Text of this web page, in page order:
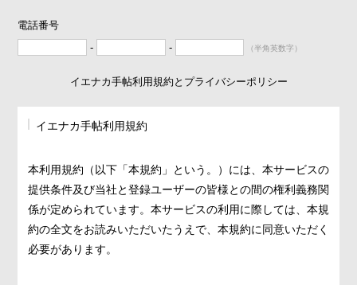
電話番号
-
- （半角英数字）
イエナカ手帖利用規約とプライバシーポリシー
イエナカ手帖利用規約
本利用規約（以下「本規約」という。）には、本サービスの
提供条件及び当社と登録ユーザーの皆様との間の権利義務関
係が定められています。本サービスの利用に際しては、本規
約の全文をお読みいただいたうえで、本規約に同意いただく
必要があります。